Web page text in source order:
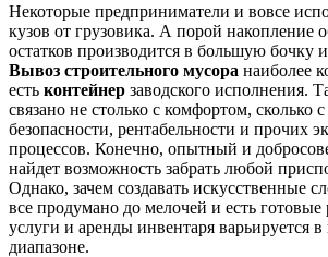
Некоторые предприниматели и вовсе
кузов от грузовика. А порой накопление
остатков производится в большую бочку
Вывоз строительного мусора наиболее
есть контейнер заводского исполнения.
связано не столько с комфортом, сколько
безопасности, рентабельности и прочих
процессов. Конечно, опытный и
найдет возможность забрать любой
Однако, зачем создавать искусственные
все продумано до мелочей и есть
услуги и аренды инвентаря варьируется
диапазоне.